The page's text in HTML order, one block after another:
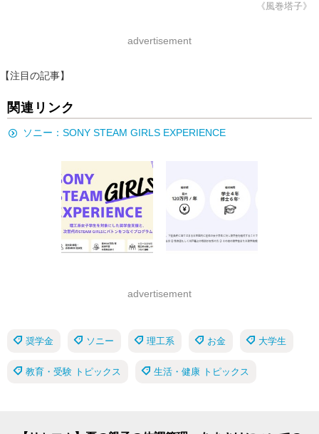
《風巻塔子》
advertisement
【注目の記事】
関連リンク
ソニー：SONY STEAM GIRLS EXPERIENCE
advertisement
奨学金 ソニー 理工系 お金 大学生
教育・受験 トピックス 生活・健康 トピックス